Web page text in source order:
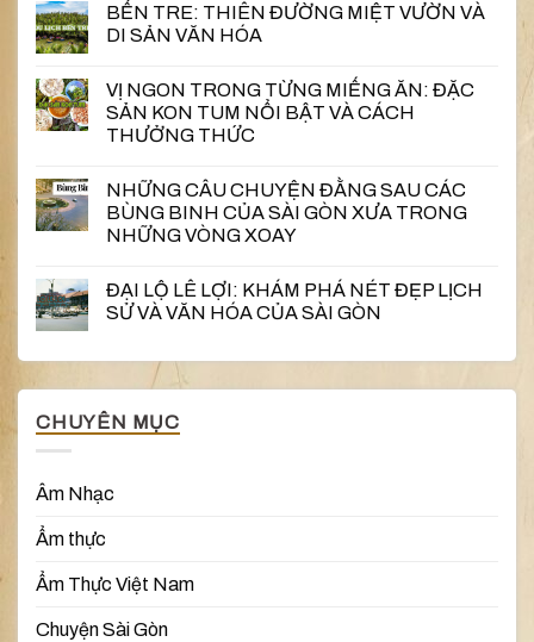
BẾN TRE: THIÊN ĐƯỜNG MIỆT VƯỜN VÀ
DI SẢN VĂN HÓA
VỊ NGON TRONG TỪNG MIẾNG ĂN: ĐẶC
SẢN KON TUM NỔI BẬT VÀ CÁCH
THƯỞNG THỨC
NHỮNG CÂU CHUYỆN ĐẰNG SAU CÁC
BÙNG BINH CỦA SÀI GÒN XƯA TRONG
NHỮNG VÒNG XOAY
ĐẠI LỘ LÊ LỢI: KHÁM PHÁ NÉT ĐẸP LỊCH
SỬ VÀ VĂN HÓA CỦA SÀI GÒN
CHUYÊN MỤC
Âm Nhạc
Ẩm thực
Ẩm Thực Việt Nam
Chuyện Sài Gòn